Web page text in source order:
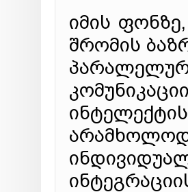
იმის
შრომის